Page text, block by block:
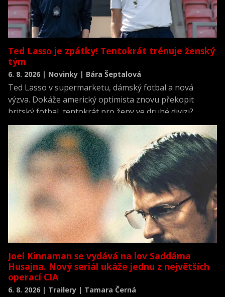
Ted Lasso je zpátky! Tentokrát trénuje ženský
tým
6. 8. 2026 | Novinky | Bára Šeptalová
Ted Lasso v supermarketu, dámský fotbal a nová
výzva. Dokáže americký optimista znovu překopit
britský fotbal, tentokrát pro ženy ve druhé divizi?
Joel Kinnaman se vydává na lov Saddáma
Husajna. Nový seriál ukáže jednu z největších
operací CIA
6. 8. 2026 | Trailery | Tamara Černá